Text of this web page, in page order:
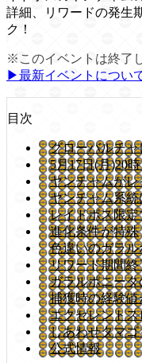
詳細、リワードの発生
ク！
※このイベントは終了
▶︎最新イベントについ
目次
グローバルチ
5月17日(月)20
ヤンチャムが
ヤンチャム系統
レイドボス限定
進化条件が特殊
色違いのガラ
リワード期間
ガラルポニー
捕獲時の経験値
エクセレント
しあわせタマゴ
公式情報